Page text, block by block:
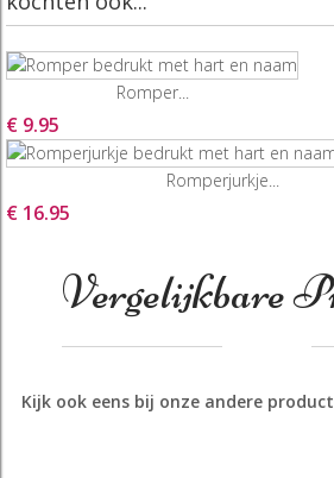
Romper...
€ 9.95
Romperjurkje...
€ 16.95
Vergelijkbare
Kijk ook eens bij onze andere